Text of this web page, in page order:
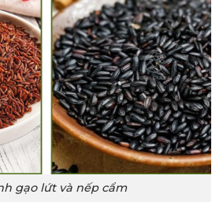
gạo lứt và nếp cẩm